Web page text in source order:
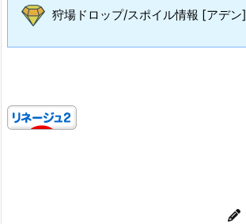
狩場ドロップ/スポイル情報 [アデン]